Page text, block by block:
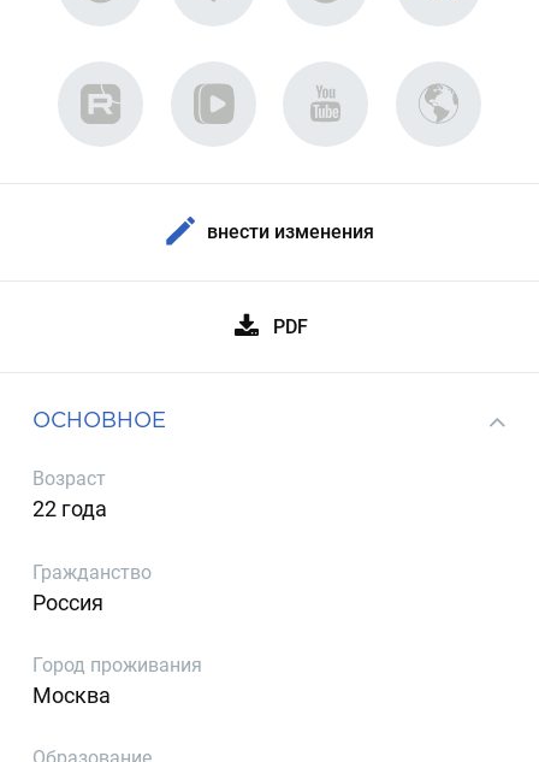
внести изменения
PDF
ОСНОВНОЕ
Возраст
22 года
Гражданство
Россия
Город проживания
Москва